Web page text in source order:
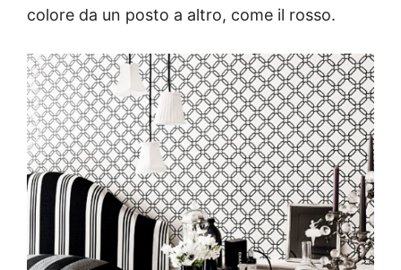
colore da un posto a altro, come il rosso.